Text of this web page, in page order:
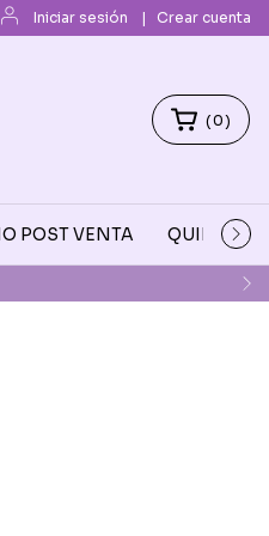
Iniciar sesión | Crear cuenta
(0)
POST VENTA QUIENES